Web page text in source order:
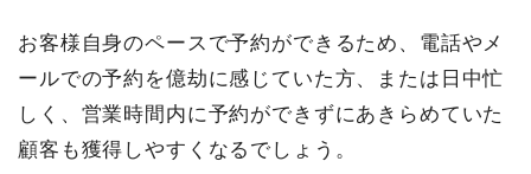
お客様自身のペースで予約ができるため、電話やメ
ールでの予約を億劫に感じていた方、または日中忙
しく、営業時間内に予約ができずにあきらめていた
顧客も獲得しやすくなるでしょう。